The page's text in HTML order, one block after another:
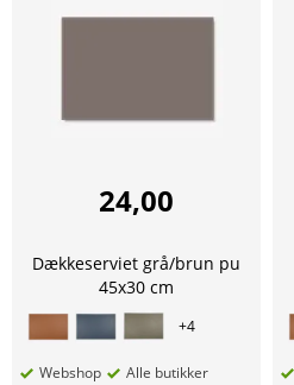
24,00
Dækkeserviet grå/brun pu
45x30 cm
+4
Webshop Alle butikker